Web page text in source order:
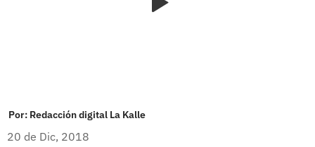
Por: Redacción digital La Kalle
20 de Dic, 2018